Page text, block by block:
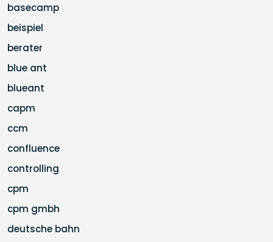
basecamp
beispiel
berater
blue ant
blueant
capm
ccm
confluence
controlling
cpm
cpm gmbh
deutsche bahn